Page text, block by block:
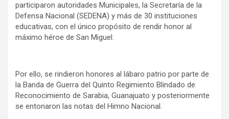
participaron autoridades Municipales, la Secretaría de la
Defensa Nacional (SEDENA) y más de 30 instituciones
educativas, con el único propósito de rendir honor al
máximo héroe de San Miguel.
Por ello, se rindieron honores al lábaro patrio por parte de
la Banda de Guerra del Quinto Regimiento Blindado de
Reconocimiento de Sarabia, Guanajuato y posteriormente
se entonaron las notas del Himno Nacional.